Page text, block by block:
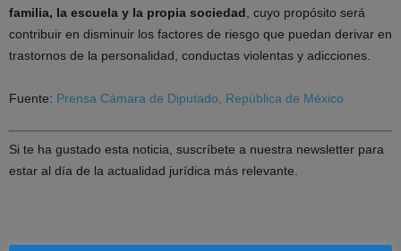
familia, la escuela y la propia sociedad, cuyo propósito será
contribuir en disminuir los factores de riesgo que puedan derivar en
trastornos de la personalidad, conductas violentas y adicciones.
Fuente: Prensa Cámara de Diputado, República de México
Si te ha gustado esta noticia, suscríbete a nuestra newsletter para
estar al día de la actualidad jurídica más relevante.